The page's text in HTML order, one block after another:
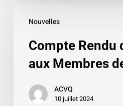
Nouvelles
Rendu
Année
Membres
Compte Rendu
aux Membres
ACVQ
10 juillet 2024